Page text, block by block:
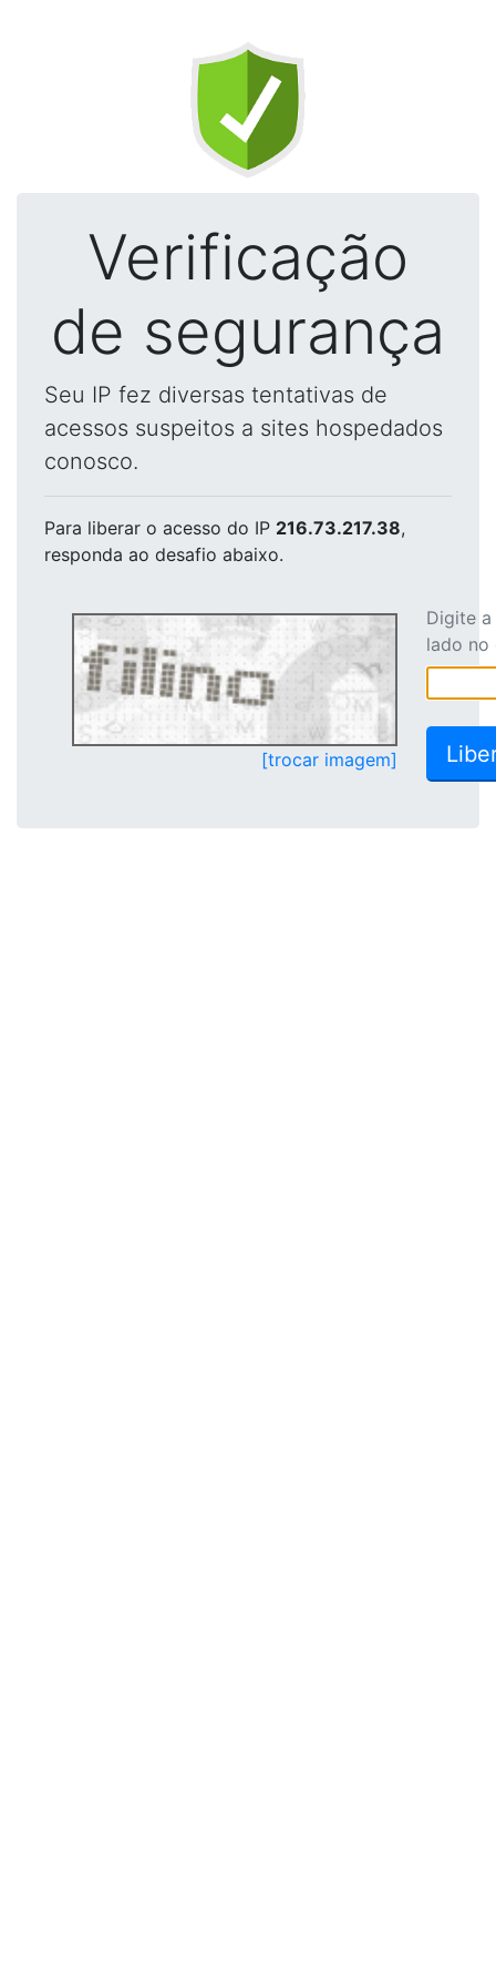
Verificação
de segurança
Seu IP fez diversas tentativas de
acessos suspeitos a sites hospedados
conosco.
Para liberar o acesso do IP 216.73.217.38,
responda ao desafio abaixo.
[trocar imagem]
Digite
lado no